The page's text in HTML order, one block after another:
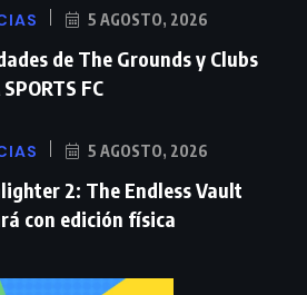
5 AGOSTO, 2026
de The Grounds y Clubs
FC
5 AGOSTO, 2026
2: The Endless Vault
con edición física